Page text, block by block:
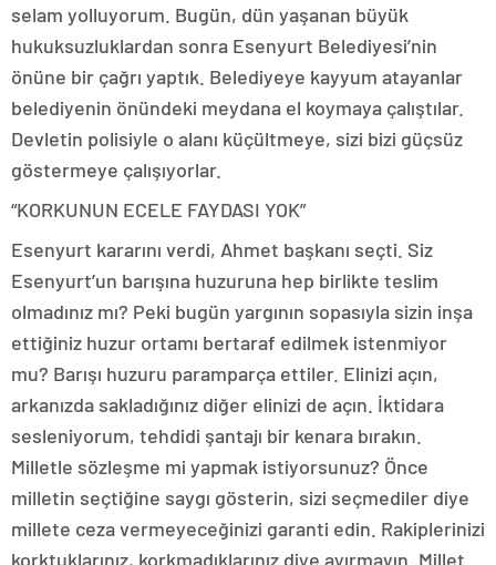
selam yolluyorum. Bugün, dün yaşanan büyük
hukuksuzluklardan sonra Esenyurt Belediyesi’nin
önüne bir çağrı yaptık. Belediyeye kayyum atayanlar
belediyenin önündeki meydana el koymaya çalıştılar.
Devletin polisiyle o alanı küçültmeye, sizi bizi güçsüz
göstermeye çalışıyorlar.
“KORKUNUN ECELE FAYDASI YOK”
Esenyurt kararını verdi, Ahmet başkanı seçti. Siz
Esenyurt’un barışına huzuruna hep birlikte teslim
olmadınız mı? Peki bugün yargının sopasıyla sizin inşa
ettiğiniz huzur ortamı bertaraf edilmek istenmiyor
mu? Barışı huzuru paramparça ettiler. Elinizi açın,
arkanızda sakladığınız diğer elinizi de açın. İktidara
sesleniyorum, tehdidi şantajı bir kenara bırakın.
Milletle sözleşme mi yapmak istiyorsunuz? Önce
milletin seçtiğine saygı gösterin, sizi seçmediler diye
millete ceza vermeyeceğinizi garanti edin. Rakiplerinizi
korktuklarınız, korkmadıklarınız diye ayırmayın. Millet